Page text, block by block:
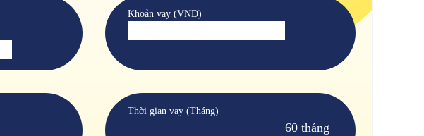
Khoản vay (VNĐ)
Thời gian vay (Tháng)
60 tháng